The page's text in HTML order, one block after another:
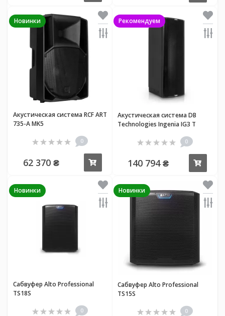
Новинки
Акустическая система RCF ART
735-A MK5
0
62 370 ₴
Рекомендуем
Акустическая система DB
Technologies Ingenia IG3 T
0
140 794 ₴
Новинки
Сабвуфер Alto Professional
TS18S
0
Новинки
Сабвуфер Alto Professional
TS15S
0